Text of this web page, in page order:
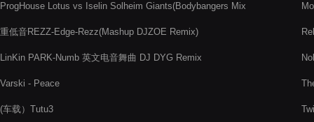
ProgHouse Lotus vs Iselin Solheim Giants(Bodybangers Mix
重低音REZZ-Edge-Rezz(Mashup DJZOE Remix)
LinKin PARK-Numb 英文电音舞曲 DJ DYG Remix
Varski - Peace
(车载）Tutu3